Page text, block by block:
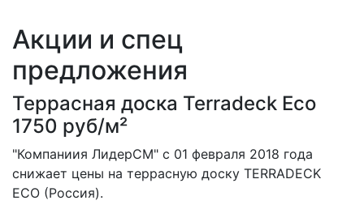
Акции и спец
предложения
Террасная доска Terradeck Eco
1750 руб/м²
"Компаниия ЛидерСМ" с 01 февраля 2018 года
снижает цены на террасную доску TERRADECK
ECO (Россия).